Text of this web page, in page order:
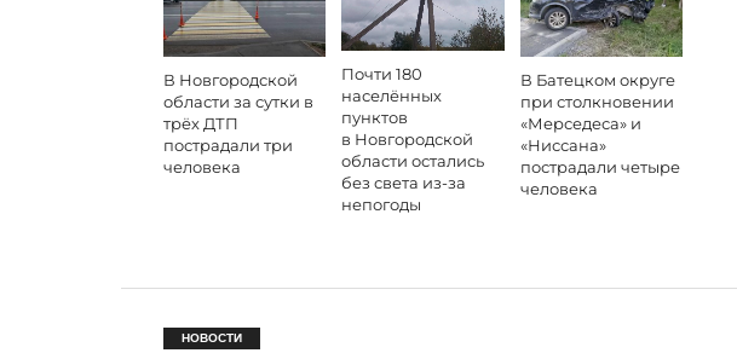
В Новгородской
области за сутки в
трёх ДТП
пострадали три
человека
Почти 180
населённых
пунктов
в Новгородской
области остались
без света из-за
непогоды
В Батецком округе
при столкновении
«Мерседеса» и
«Ниссана»
пострадали четыре
человека
НОВОСТИ